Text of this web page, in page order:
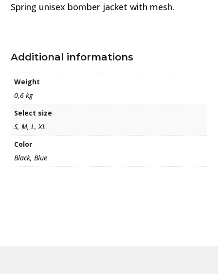
Spring unisex bomber jacket with mesh.
Additional informations
Weight
0,6 kg
Select size
S, M, L, XL
Color
Black, Blue